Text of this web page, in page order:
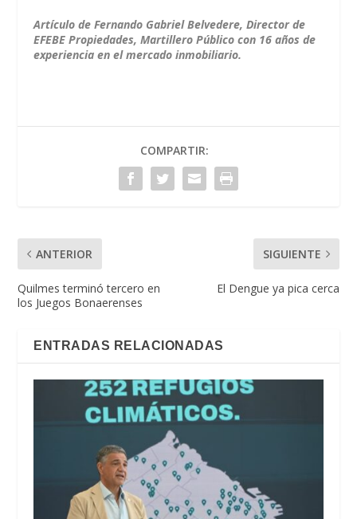
Artículo de Fernando Gabriel Belvedere, Director de
EFEBE Propiedades, Martillero Público con 16 años de
experiencia en el mercado inmobiliario.
COMPARTIR:
ANTERIOR
Quilmes terminó tercero en
los Juegos Bonaerenses
SIGUIENTE
El Dengue ya pica cerca
ENTRADAS RELACIONADAS